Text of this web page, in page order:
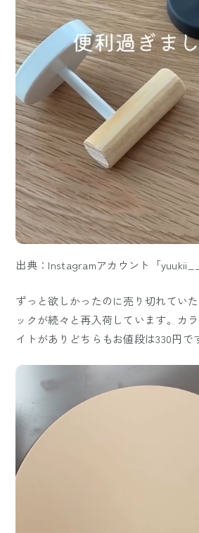
出典：Instagramアカウント「
ずっと欲しかったのに売り切れてい
ックが続々と再入荷しています。カ
イトがありどちらもお値段は330円で